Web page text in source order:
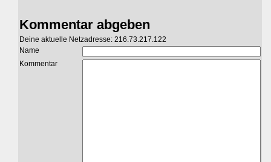
Kommentar abgeben
Deine aktuelle Netzadresse: 216.73.217.122
Name
Kommentar